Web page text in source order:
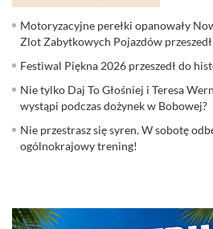
Motoryzacyjne perełki opanowały
Zlot Zabytkowych Pojazdów
Festiwal Piękna 2026 przeszedł do
Nie tylko Daj To Głośniej i Teresa
wystąpi podczas dożynek w Bobowej?
Nie przestrasz się syren. W sobotę
ogólnokrajowy trening!